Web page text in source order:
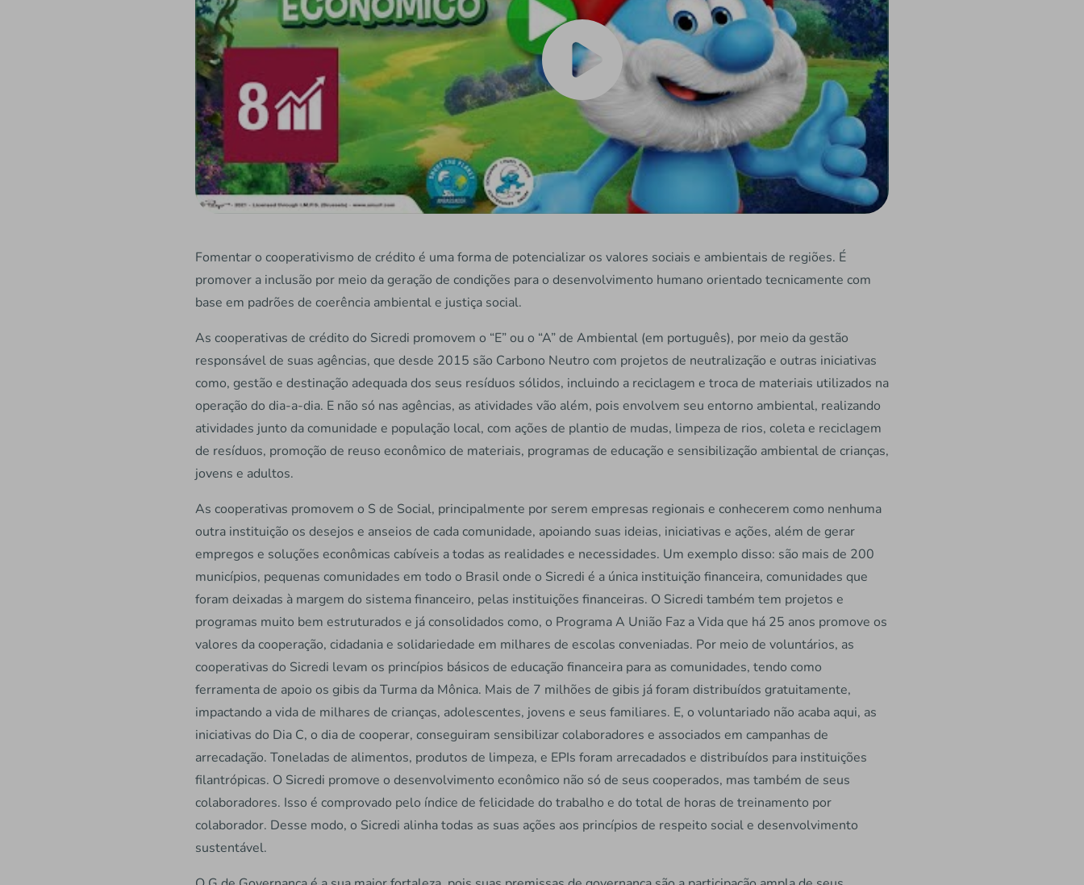
Fomentar o cooperativismo de crédito é uma forma de potencializar os valores sociais e ambientais de regiões. É
promover a inclusão por meio da geração de condições para o desenvolvimento humano orientado tecnicamente com
base em padrões de coerência ambiental e justiça social.
As cooperativas de crédito do Sicredi promovem o “E” ou o “A” de Ambiental (em português), por meio da gestão
responsável de suas agências, que desde 2015 são Carbono Neutro com projetos de neutralização e outras iniciativas
como, gestão e destinação adequada dos seus resíduos sólidos, incluindo a reciclagem e troca de materiais utilizados na
operação do dia-a-dia. E não só nas agências, as atividades vão além, pois envolvem seu entorno ambiental, realizando
atividades junto da comunidade e população local, com ações de plantio de mudas, limpeza de rios, coleta e reciclagem
de resíduos, promoção de reuso econômico de materiais, programas de educação e sensibilização ambiental de crianças,
jovens e adultos.
As cooperativas promovem o S de Social, principalmente por serem empresas regionais e conhecerem como nenhuma
outra instituição os desejos e anseios de cada comunidade, apoiando suas ideias, iniciativas e ações, além de gerar
empregos e soluções econômicas cabíveis a todas as realidades e necessidades. Um exemplo disso: são mais de 200
municípios, pequenas comunidades em todo o Brasil onde o Sicredi é a única instituição financeira, comunidades que
foram deixadas à margem do sistema financeiro, pelas instituições financeiras. O Sicredi também tem projetos e
programas muito bem estruturados e já consolidados como, o Programa A União Faz a Vida que há 25 anos promove os
valores da cooperação, cidadania e solidariedade em milhares de escolas conveniadas. Por meio de voluntários, as
cooperativas do Sicredi levam os princípios básicos de educação financeira para as comunidades, tendo como
ferramenta de apoio os gibis da Turma da Mônica. Mais de 7 milhões de gibis já foram distribuídos gratuitamente,
impactando a vida de milhares de crianças, adolescentes, jovens e seus familiares. E, o voluntariado não acaba aqui, as
iniciativas do Dia C, o dia de cooperar, conseguiram sensibilizar colaboradores e associados em campanhas de
arrecadação. Toneladas de alimentos, produtos de limpeza, e EPIs foram arrecadados e distribuídos para instituições
filantrópicas. O Sicredi promove o desenvolvimento econômico não só de seus cooperados, mas também de seus
colaboradores. Isso é comprovado pelo índice de felicidade do trabalho e do total de horas de treinamento por
colaborador. Desse modo, o Sicredi alinha todas as suas ações aos princípios de respeito social e desenvolvimento
sustentável.